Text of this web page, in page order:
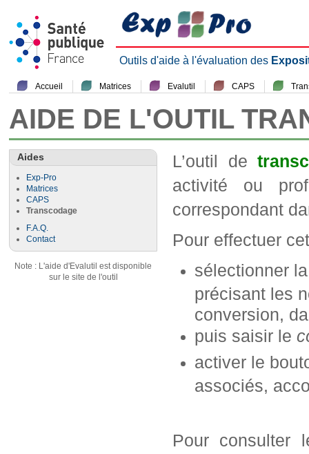
Outils d'aide à l'évaluation des
Accueil Matrices Evalutil CAPS
AIDE DE L'OUTIL
Aides
Exp-Pro
Matrices
CAPS
Transcodage
F.A.Q.
Contact
Note : L'aide d'Evalutil est disponible
sur le site de l'outil
L’outil de
activité ou
correspondant
Pour effectuer
sélectionner
précisant les
conversion,
puis saisir le
activer le
associés,
Pour consulter